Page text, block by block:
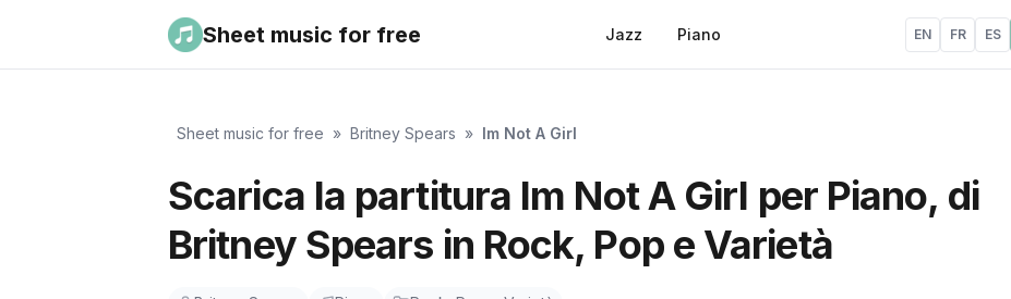
Sheet music for free Jazz Piano EN FR ES
Sheet music for free » Britney Spears » Im Not A Girl
Scarica la partitura Im Not A Girl per Piano, di
Britney Spears in Rock, Pop e Varietà